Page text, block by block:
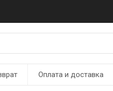
Оплата и доставка